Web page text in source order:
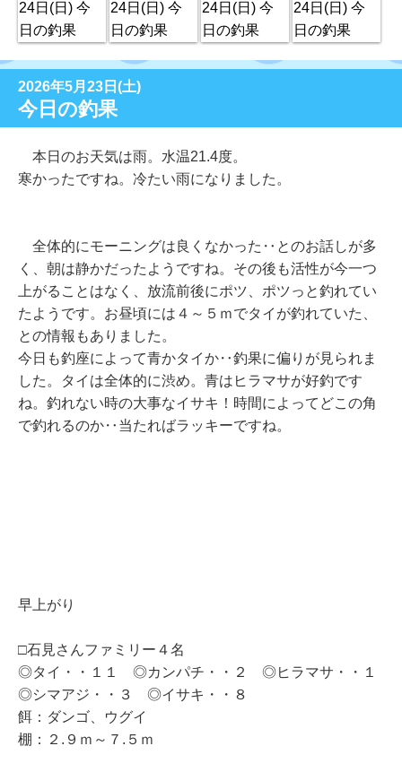
2026年5月23日(土)
今日の釣果
本日のお天気は雨。水温21.4度。
寒かったですね。冷たい雨になりました。
全体的にモーニングは良くなかった‥とのお話しが多
く、朝は静かだったようですね。その後も活性が今一つ
上がることはなく、放流前後にポツ、ポツっと釣れてい
たようです。お昼頃には４～５ｍでタイが釣れていた、
との情報もありました。
今日も釣座によって青かタイか‥釣果に偏りが見られま
した。タイは全体的に渋め。青はヒラマサが好釣です
ね。釣れない時の大事なイサキ！時間によってどこの角
で釣れるのか‥当たればラッキーですね。
早上がり
□石見さんファミリー４名
◎タイ・・１１ ◎カンパチ・・２ ◎ヒラマサ・・１
◎シマアジ・・３ ◎イサキ・・８
餌：ダンゴ、ウグイ
棚：２.９ｍ～７.５ｍ